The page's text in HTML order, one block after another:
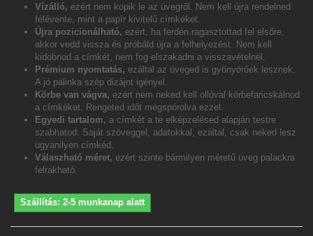
Vízálló, ezért nem kopik le az üvegről. Nem kell újra rendelned
félévente, mint a papír kivitelű címkéket.
Újra pozicionálható, ezért, ha ferdén ragasztottad fel elsőre,
akkor vedd vissza és próbáld újra a felhelyezést. Nem kell
kidobnod a címkét, nem fog elszakadni a visszavételnél.
Prémium nyomtatás, ezáltal az üveged is gyönyörűek lesznek.
A jó pálinka szép dizájnt igényel.
Körbe van vágva, ezért nem neked kell ollóval körbefaricskálnod
a címkéket. Rengeted időt megspórolva ezzel.
Egyedi tartalom, a címkét a te elképzelésed alapján testre
szabhatod. Saját szöveggel, adatokkal, ezáltal, csak neked lesz
ugyanilyen címkéd.
Válaszható méret, ezért szinte bármilyen méretű üveg palackra
felrakható.
Szállítás: 2-5 munkanap alatt